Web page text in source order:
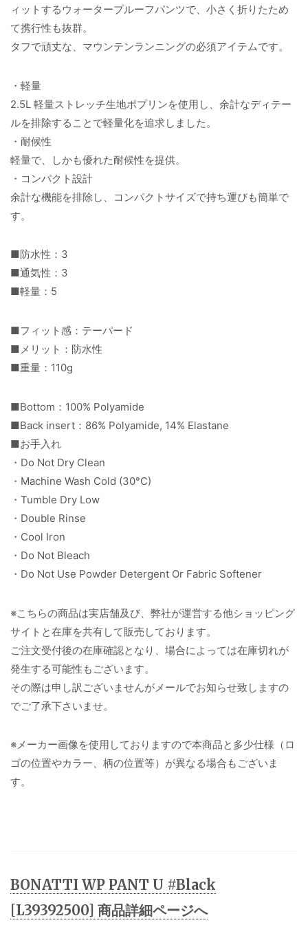
ィットするウォータープルーフパンツで、小さく折りたため
て携行性も抜群。
タフで頑丈な、マウンテンランニングの必須アイテムです。
・軽量
2.5L 軽量ストレッチ生地ポプリンを使用し、余計なディテー
ルを排除することで軽量化を追求しました。
・耐候性
軽量で、しかも優れた耐候性を提供。
・コンパクト設計
余計な機能を排除し、コンパクトサイズで持ち運びも簡単で
す。
■防水性：3
■通気性：3
■軽量：5
■フィット感：テーパード
■メリット：防水性
■重量：110g
■Bottom：100% Polyamide
■Back insert：86% Polyamide, 14% Elastane
■お手入れ
・Do Not Dry Clean
・Machine Wash Cold (30°C)
・Tumble Dry Low
・Double Rinse
・Cool Iron
・Do Not Bleach
・Do Not Use Powder Detergent Or Fabric Softener
※こちらの商品は実店舗及び、弊社が運営する他ショッピング
サイトと在庫を共有して販売しております。
ご注文受付後の在庫確認となり、場合によっては在庫切れが
発生する可能性もございます。
その際は申し訳ございませんがメールでお知らせ致しますの
でご了承下さいませ。
※メーカー画像を使用しておりますので本商品と多少仕様（ロ
ゴの位置やカラー、柄の位置等）が異なる場合もございま
す。
BONATTI WP PANT U #Black
[L39392500] 商品詳細ページへ